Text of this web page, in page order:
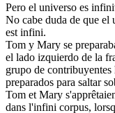
Pero el universo es
No cabe duda de que el
est infini.
Tom y Mary se
el lado izquierdo de la
grupo de
preparados para saltar
Tom et Mary
dans l'infini corpus,